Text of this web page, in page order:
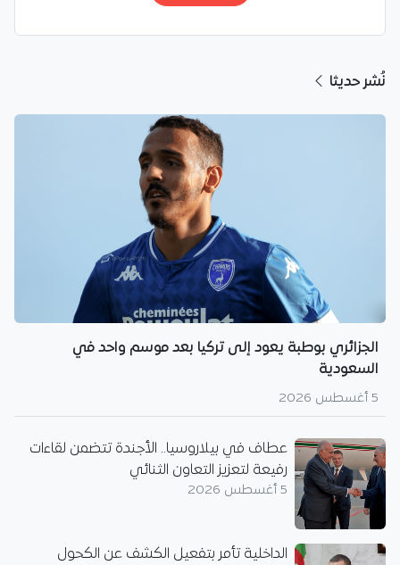
نُشر حديثا
الجزائري بوطبة يعود إلى تركيا بعد موسم واحد في
السعودية
5 أغسطس 2026
عطاف في بيلاروسيا.. الأجندة تتضمن لقاءات
رفيعة لتعزيز التعاون الثنائي
5 أغسطس 2026
الداخلية تأمر بتفعيل الكشف عن الكحول